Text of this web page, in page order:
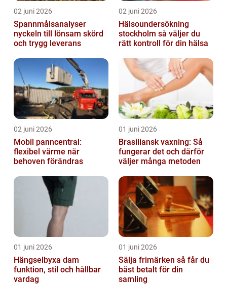
02 juni 2026
Spannmålsanalyser
nyckeln till lönsam skörd
och trygg leverans
02 juni 2026
Hälsoundersökning
stockholm så väljer du
rätt kontroll för din hälsa
02 juni 2026
Mobil panncentral:
flexibel värme när
behoven förändras
01 juni 2026
Brasiliansk vaxning: Så
fungerar det och därför
väljer många metoden
01 juni 2026
Hängselbyxa dam
funktion, stil och hållbar
vardag
01 juni 2026
Sälja frimärken så får du
bäst betalt för din
samling